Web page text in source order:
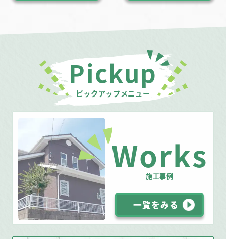
Pickup
ピックアップメニュー
Works
施工事例
一覧をみる